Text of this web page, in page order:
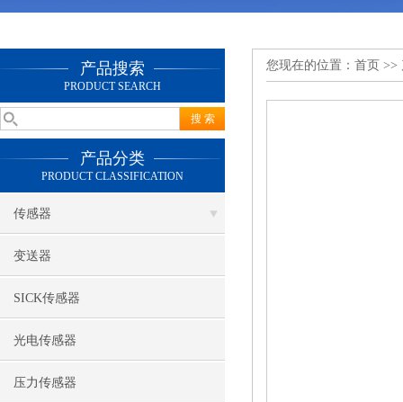
产品搜索
PRODUCT SEARCH
产品分类
PRODUCT CLASSIFICATION
传感器
变送器
SICK传感器
光电传感器
压力传感器
您现在的位置： 首页 >>